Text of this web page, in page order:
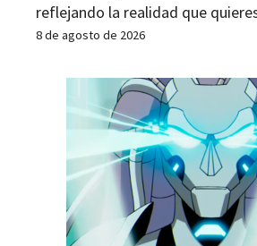
reflejando la realidad que
8 de agosto de 2026